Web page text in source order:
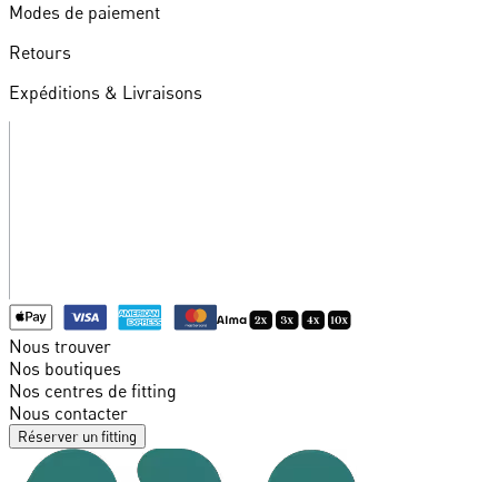
Modes de paiement
Retours
Expéditions & Livraisons
Nous trouver
Nos boutiques
Nos centres de fitting
Nous contacter
Réserver un fitting